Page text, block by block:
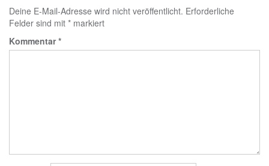
Deine E-Mail-Adresse wird nicht veröffentlicht. Erforderliche
Felder sind mit * markiert
Kommentar*